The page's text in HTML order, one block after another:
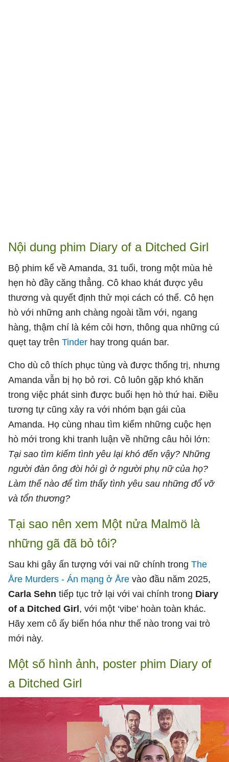
Nội dung phim Diary of a Ditched Girl
Bộ phim kể về Amanda, 31 tuổi, trong một mùa hè
hẹn hò đầy căng thẳng. Cô khao khát được yêu
thương và quyết định thử mọi cách có thể. Cô hẹn
hò với những anh chàng ngoài tầm với, ngang
hàng, thậm chí là kém cỏi hơn, thông qua những cú
quẹt tay trên Tinder hay trong quán bar.
Cho dù cô thích phục tùng và được thống trị, nhưng
Amanda vẫn bị họ bỏ rơi. Cô luôn gặp khó khăn
trong việc phát sinh được buổi hẹn hò thứ hai. Điều
tương tự cũng xảy ra với nhóm bạn gái của
Amanda. Họ cùng nhau tìm kiếm những cuộc hẹn
hò mới trong khi tranh luận về những câu hỏi lớn:
Tại sao tìm kiếm tình yêu lại khó đến vậy? Những
người đàn ông đòi hỏi gì ở người phụ nữ của họ?
Làm thế nào để tìm thấy tình yêu sau những đổ vỡ
và tổn thương?
Tại sao nên xem Một nửa Malmö là
những gã đã bỏ tôi?
Sau khi gây ấn tượng với vai nữ chính trong The
Åre Murders - Án mạng ở Åre vào đầu năm 2025,
Carla Sehn tiếp tục trở lại với vai chính trong Diary
of a Ditched Girl , với một ‘vibe’ hoàn toàn khác.
Hãy xem cô ấy biến hóa như thế nào trong vai trò
mới này.
Một số hình ảnh, poster phim Diary of
a Ditched Girl